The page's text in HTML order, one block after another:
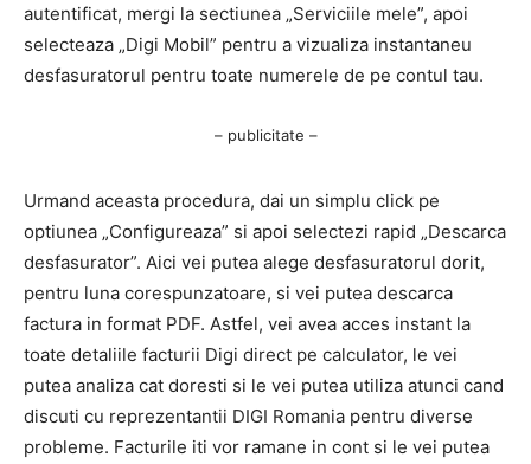
autentificat, mergi la sectiunea „Serviciile mele”, apoi
selecteaza „Digi Mobil” pentru a vizualiza instantaneu
desfasuratorul pentru toate numerele de pe contul tau.
– publicitate –
Urmand aceasta procedura, dai un simplu click pe
optiunea „Configureaza” si apoi selectezi rapid „Descarca
desfasurator”. Aici vei putea alege desfasuratorul dorit,
pentru luna corespunzatoare, si vei putea descarca
factura in format PDF. Astfel, vei avea acces instant la
toate detaliile facturii Digi direct pe calculator, le vei
putea analiza cat doresti si le vei putea utiliza atunci cand
discuti cu reprezentantii DIGI Romania pentru diverse
probleme. Facturile iti vor ramane in cont si le vei putea